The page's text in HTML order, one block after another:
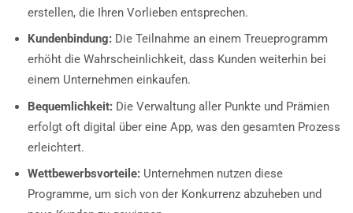
erstellen, die Ihren Vorlieben entsprechen.
Kundenbindung: Die Teilnahme an einem Treueprogramm
erhöht die Wahrscheinlichkeit, dass Kunden weiterhin bei
einem Unternehmen einkaufen.
Bequemlichkeit: Die Verwaltung aller Punkte und Prämien
erfolgt oft digital über eine App, was den gesamten Prozess
erleichtert.
Wettbewerbsvorteile: Unternehmen nutzen diese
Programme, um sich von der Konkurrenz abzuheben und